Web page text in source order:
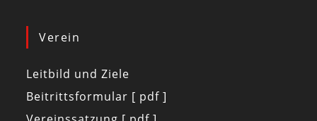
Verein
Leitbild und Ziele
Beitrittsformular [ pdf ]